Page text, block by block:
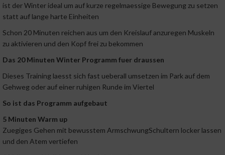
ist der Winter ideal um auf kurze regelmaessige Bewegung zu setzen
statt auf lange harte Einheiten
Schon 20 Minuten reichen aus um den Kreislauf anzuregen Muskeln
zu aktivieren und den Kopf frei zu bekommen
Das 20 Minuten Winter Programm fuer draussen
Dieses Training laesst sich fast ueberall umsetzen im Park auf dem
Gehweg oder auf einer ruhigen Runde im Viertel
So ist das Programm aufgebaut
5 Minuten Warm up
Zuegiges Gehen mit bewusstem ArmschwungSchultern locker lassen
und den Atem vertiefen